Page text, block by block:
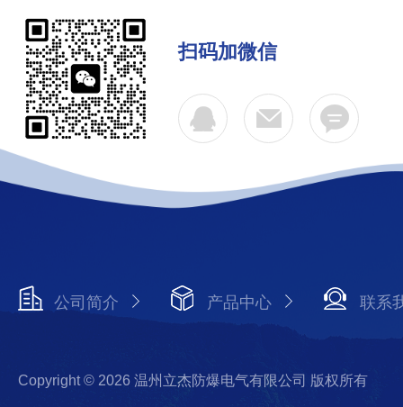
扫码加微信
公司简介 产品中心 联系
Copyright © 2026 温州立杰防爆电气有限公司 版权所有